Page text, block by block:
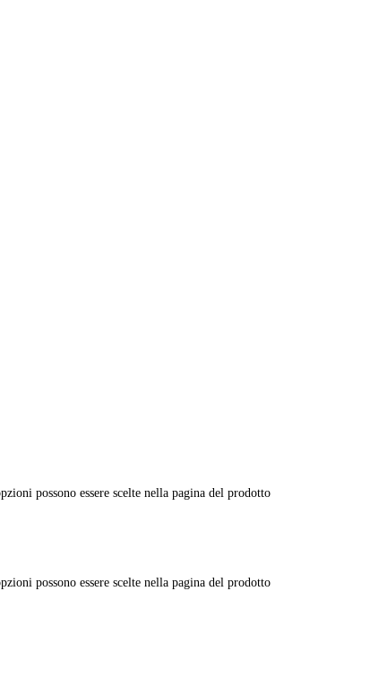
possono essere scelte nella pagina del prodotto
possono essere scelte nella pagina del prodotto